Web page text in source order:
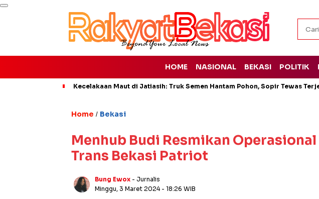
HOME NASIONAL BEKASI POLITIK
Kecelakaan Maut di Jatiasih: Truk Semen Hantam Pohon, Sopir Tewas
Home / Bekasi
Menhub Budi Resmikan Operasional
Trans Bekasi Patriot
Bung Ewox - Jurnalis
Minggu, 3 Maret 2024 - 18:26 WIB